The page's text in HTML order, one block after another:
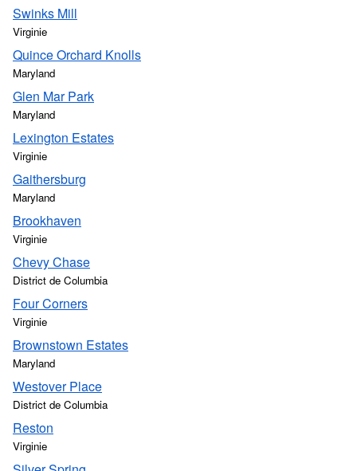
Swinks Mill
Virginie
Quince Orchard Knolls
Maryland
Glen Mar Park
Maryland
Lexington Estates
Virginie
Gaithersburg
Maryland
Brookhaven
Virginie
Chevy Chase
District de Columbia
Four Corners
Virginie
Brownstown Estates
Maryland
Westover Place
District de Columbia
Reston
Virginie